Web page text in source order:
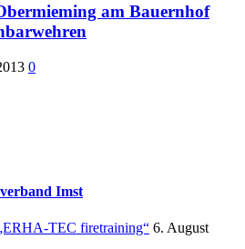
am Bauernhof
0
Imst
TEC firetraining“ 6. August